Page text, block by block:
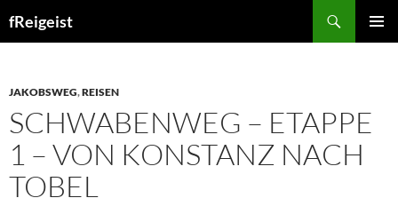
fReigeist
JAKOBSWEG,REISEN
SCHWABENWEG – ETAPPE
1 – VON KONSTANZ NACH
TOBEL